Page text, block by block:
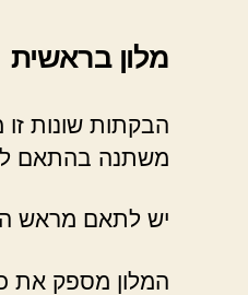
מלון בראשית
הבקתות שונות
משתנה בהתאם
יש לתאם מראש
המלון מספק את